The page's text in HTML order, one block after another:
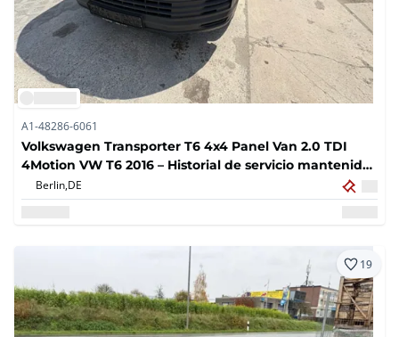
A1-48286-6061
Volkswagen Transporter T6 4x4 Panel Van 2.0 TDI
4Motion VW T6 2016 – Historial de servicio mantenido,
motor revisado profesionalmente
Berlin,DE
19